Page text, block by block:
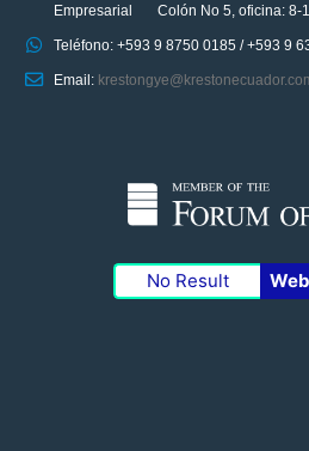
Empresarial Colón No 5, oficina: 8-
Teléfono: +593 9 8750 0185 / +593 9
Email:
No Result